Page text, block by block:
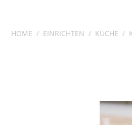
HOME / EINRICHTEN / KÜCHE /